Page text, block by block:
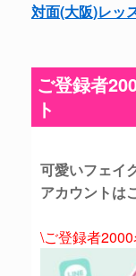
対面(大阪)レッ
ご登録者
ト
可愛いフェイ
アカウントは
\ご登録者